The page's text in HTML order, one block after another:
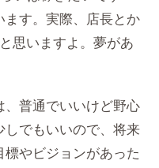
ます。実際、店長とか
思いますよ。夢があ
、普通でいいけど野心
しでもいいので、将来
やビジョンがあった